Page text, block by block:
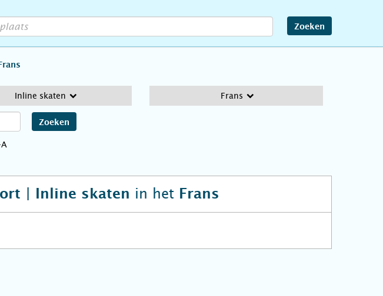
Zoeken
Frans
Inline skaten Frans
Zoeken
| Inline skaten in het Frans